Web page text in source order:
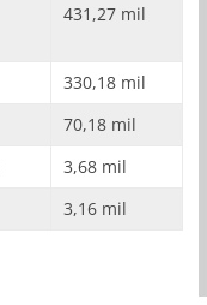
431,27 mil
330,18 mil
70,18 mil
3,68 mil
3,16 mil